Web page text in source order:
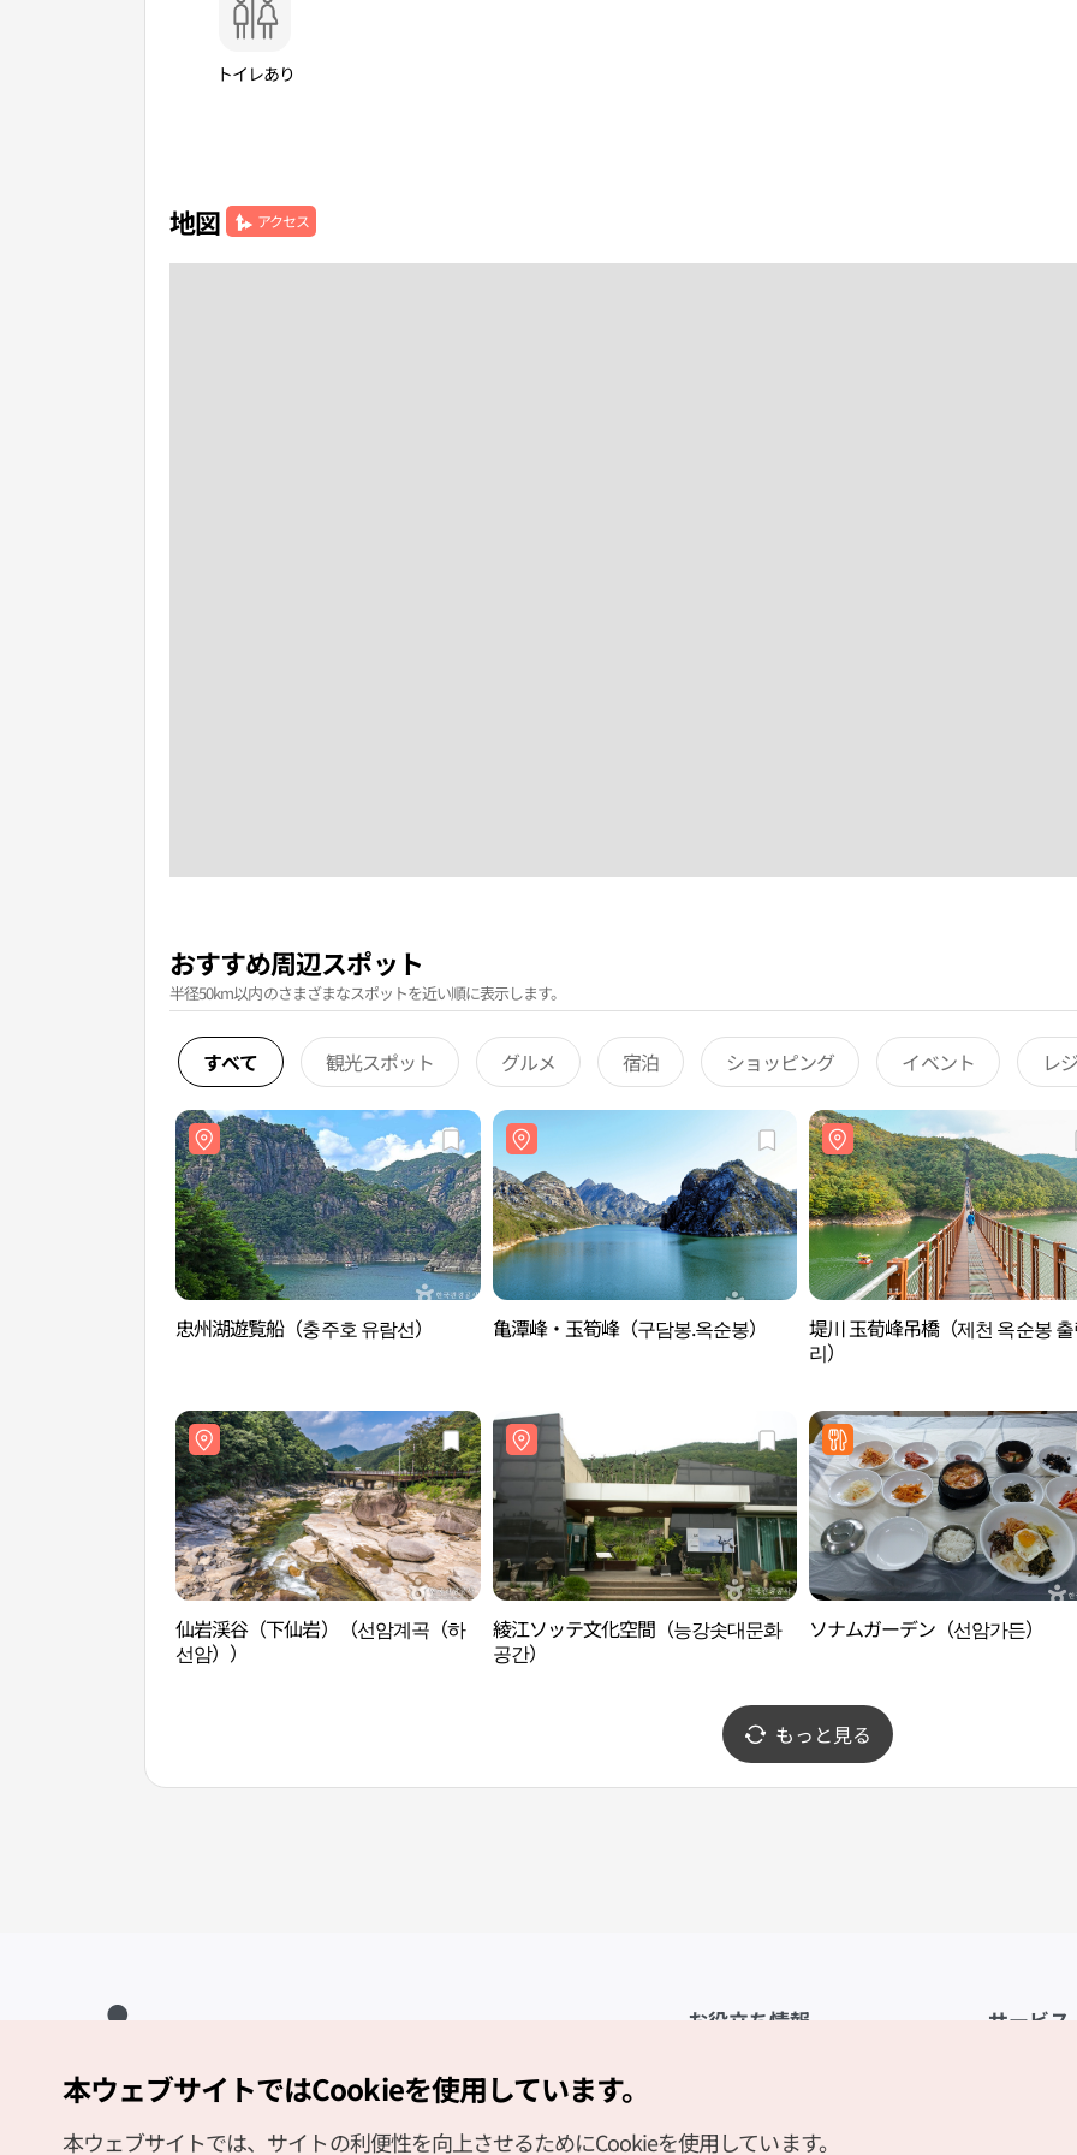
トイレあり
地図 アクセス
おすすめ周辺スポット
半径50km以内のさまざまなスポットを近い順に表示します。
すべて 観光スポット グルメ 宿泊 ショッピング イベント レ
忠州湖遊覧船（충주호 유람선） 亀潭峰・玉筍峰（구담봉.옥순봉）
堤川 玉荀峰吊橋（제천 옥순봉
리）
仙岩渓谷（下仙岩）（선암계곡（하
선암））
綾江ソッテ文化空間（능강솟대문화
공간）
ソナムガーデン（선암가든）
もっと見る
お役立ち情報
観光資料ダウンロード
サービス
Copyright (c) Korea Tourism Organization All Rights Reserved.
サイトエラー報告
公式メール
本ウェブサイトではCookieを使用しています。
本ウェブサイトでは、サイトの利便性を向上させるためにCookieを使用しています。